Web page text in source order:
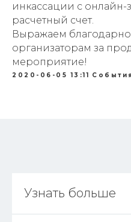
инкассации с онлайн-
расчетный счет.
Выражаем
организаторам за
мероприятие!
2020-06-05 13:11 События
Узнать больше